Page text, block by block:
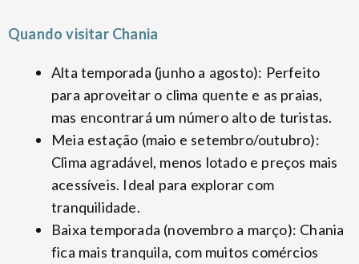
Quando visitar Chania
Alta temporada (junho a agosto): Perfeito
para aproveitar o clima quente e as praias,
mas encontrará um número alto de turistas.
Meia estação (maio e setembro/outubro):
Clima agradável, menos lotado e preços mais
acessíveis. Ideal para explorar com
tranquilidade.
Baixa temporada (novembro a março): Chania
fica mais tranquila, com muitos comércios